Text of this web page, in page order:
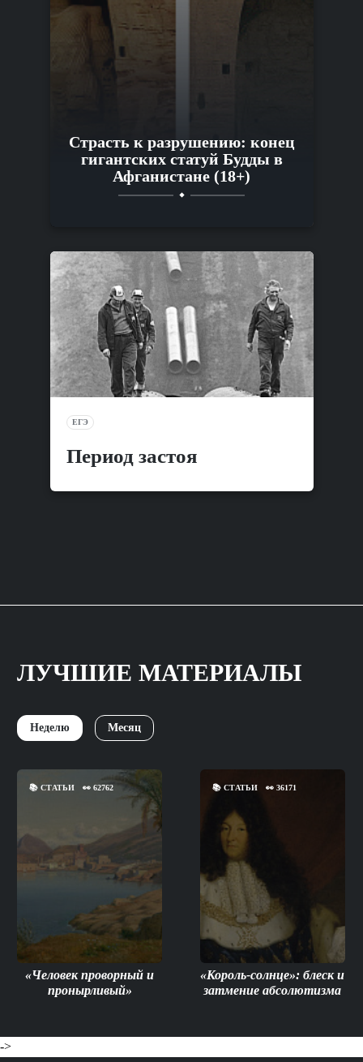
Страсть к разрушению: конец
гигантских статуй Будды в
Афганистане (18+)
ЕГЭ
Период застоя
ЛУЧШИЕ МАТЕРИАЛЫ
Неделю Месяц
📚 СТАТЬИ 👀 62762
«Человек проворный и
пронырливый»
📚СТАТЬИ 👀36171
«Король-солнце»: блеск и
затмение абсолютизма
->